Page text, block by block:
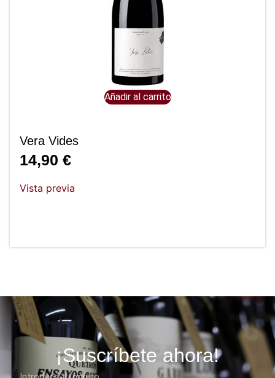
Añadir al carrito
Vera Vides
14,90 €
Vista previa
¡Suscríbete ahora!